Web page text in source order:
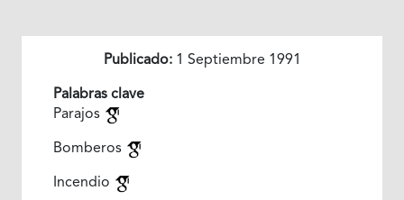
Publicado:1 Septiembre 1991
Palabras clave
Parajos
Bomberos
Incendio